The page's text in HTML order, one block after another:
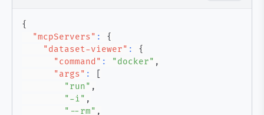
{
"mcpServers" :
{
"dataset-viewer" :
{
"command" : "docker" ,
"args" :
"run" ,
"-i" ,
"--rm" ,